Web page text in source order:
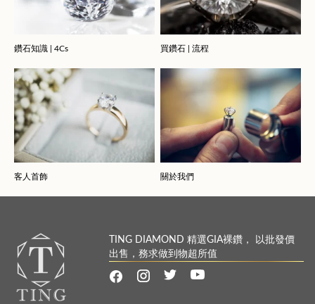
鑽石知識 | 4Cs 買鑽石 | 流程
客人首飾 關於我們
TING DIAMOND 精選GIA裸鑽， 以批發價
出售，務求做到物超所值